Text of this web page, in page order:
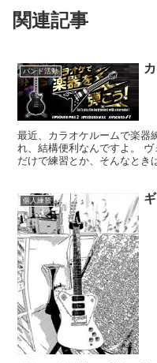
関連記事
バンド活動
最近、カラオケルームで楽器
れ、結構便利なんですよ。
だけで練習とか、そんなとき
個人練習